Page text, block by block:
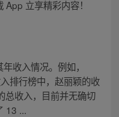
立享精彩内容！
收入情况。例如，
排行榜中，赵丽颖的收
总收入，目前并无确切
13 ...